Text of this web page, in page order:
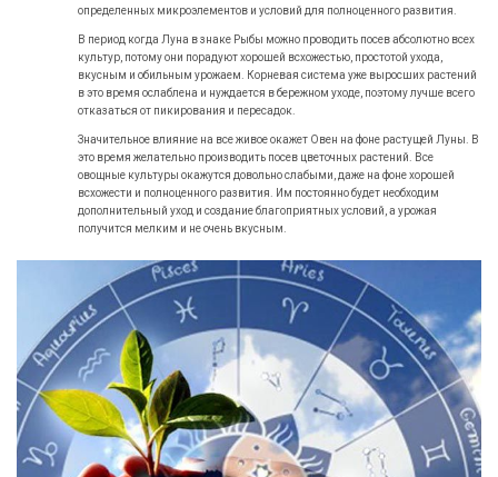
определенных микроэлементов и условий для полноценного развития.
В период когда Луна в знаке Рыбы можно проводить посев абсолютно всех
культур, потому они порадуют хорошей всхожестью, простотой ухода,
вкусным и обильным урожаем. Корневая система уже выросших растений
в это время ослаблена и нуждается в бережном уходе, поэтому лучше всего
отказаться от пикирования и пересадок.
Значительное влияние на все живое окажет Овен на фоне растущей Луны. В
это время желательно производить посев цветочных растений. Все
овощные культуры окажутся довольно слабыми, даже на фоне хорошей
всхожести и полноценного развития. Им постоянно будет необходим
дополнительный уход и создание благоприятных условий, а урожая
получится мелким и не очень вкусным.